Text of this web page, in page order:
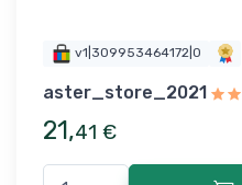
v1|309953464172|0
aster_store_2021
21,41 €